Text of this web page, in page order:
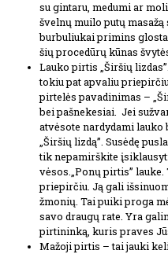
su gintaru, medumi ar
švelnų muilo putų
burbuliukai primins
šių procedūrų kūnas
Lauko pirtis „Širšių
tokiu pat apvaliu
pirtelės pavadinimas –
bei pašnekesiai. Jei
atvėsote nardydami
„Širšių lizdą”. Susėdę
tik nepamirškite
vėsos.„Ponų pirtis”
priepirčiu. Ją gali
žmonių. Tai puiki proga
savo draugų rate. Yra
pirtininką, kuris praves
Mažoji pirtis – tai jauki